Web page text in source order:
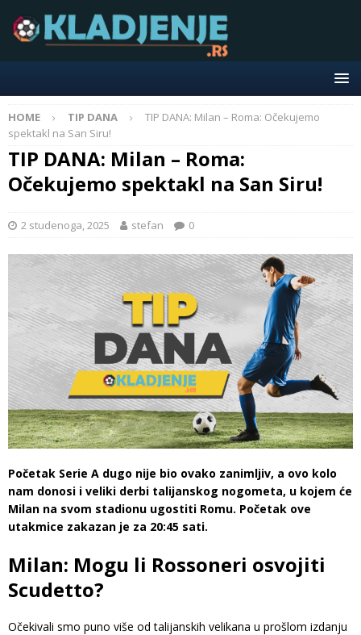
HOME TIP DANA
TIP DANA: Milan – Roma: Očekujemo
spektakl na San Siru!
TIP DANA: Milan – Roma:
Očekujemo spektakl na San Siru!
2 studenoga, 2025 stefan 0
Početak Serie A dugo nije bio ovako zanimljiv, a ovo kolo
nam donosi i veliki derbi talijanskog nogometa, u kojem će
Milan na svom stadionu ugostiti Romu. Početak ove
utakmice zakazan je za 20:45 sati.
Milan: Mogu li Rossoneri osvojiti
Scudetto?
Očekivali smo puno više od talijanskih velikana u prošlom izdanju